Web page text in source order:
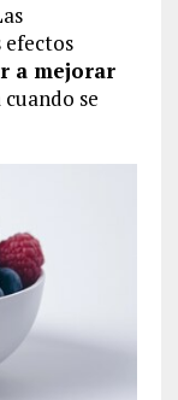
efectos
a mejorar
se